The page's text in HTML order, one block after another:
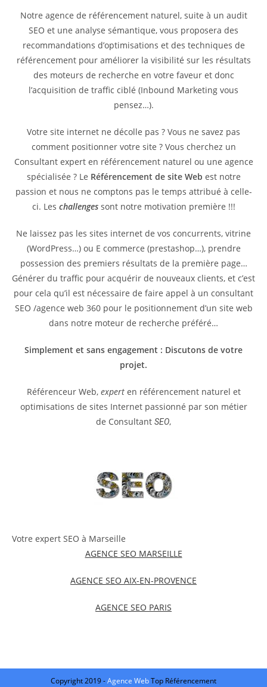
Notre agence de référencement naturel, suite à un audit
SEO et une analyse sémantique, vous proposera des
recommandations d’optimisations et des techniques de
référencement pour améliorer la visibilité sur les résultats
des moteurs de recherche en votre faveur et donc
l’acquisition de traffic ciblé (Inbound Marketing vous
pensez…).
Votre site internet ne décolle pas ? Vous ne savez pas
comment positionner votre site ? Vous cherchez un
Consultant expert en référencement naturel ou une agence
spécialisée ? Le Référencement de site Web est notre
passion et nous ne comptons pas le temps attribué à celle-
ci. Les challengessont notre motivation première !!!
Ne laissez pas les sites internet de vos concurrents, vitrine
(WordPress…) ou E commerce (prestashop…), prendre
possession des premiers résultats de la première page…
Générer du traffic pour acquérir de nouveaux clients, et c’est
pour cela qu’il est nécessaire de faire appel à un consultant
SEO /agence web 360 pour le positionnement d’un site web
dans notre moteur de recherche préféré…
Simplement et sans engagement : Discutons de votre
projet.
Référenceur Web, experten référencement naturel et
optimisations de sites Internet passionné par son métier
de Consultant SEO,
Votre expert SEO à Marseille
AGENCE SEO MARSEILLE
AGENCE SEO AIX-EN-PROVENCE
AGENCE SEO PARIS
Copyright 2019 -Agence WebTop Référencement